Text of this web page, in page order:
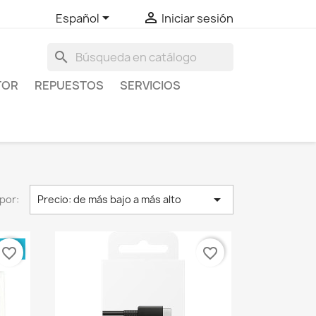
Español  Iniciar sesión
search
REPUESTOS
SERVICIOS
Precio: de más bajo a más alto 
favorite_border favorite_border